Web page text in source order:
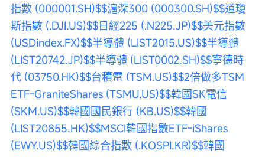
指數 (000001.SH)$$滬深300 (000300.SH)$$道瓊
斯指數 (.DJI.US)$$日經225 (.N225.JP)$$美元指數
(USDindex.FX)$$半導體 (LIST2015.US)$$半導體
(LIST20742.JP)$$半導體 (LIST0002.SH)$$寧德時
代 (03750.HK)$$台積電 (TSM.US)$$2倍做多TSM
ETF-GraniteShares (TSMU.US)$$韓國SK電信
(SKM.US)$$韓國國民銀行 (KB.US)$$韓國
(LIST20855.HK)$$MSCI韓國指數ETF-iShares
(EWY.US)$$韓國綜合指數 (.KOSPI.KR)$$韓國